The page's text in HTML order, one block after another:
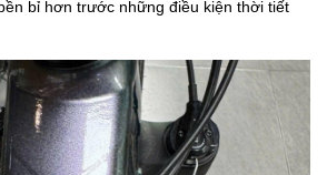
bỉ hơn trước những điều kiện thời tiết